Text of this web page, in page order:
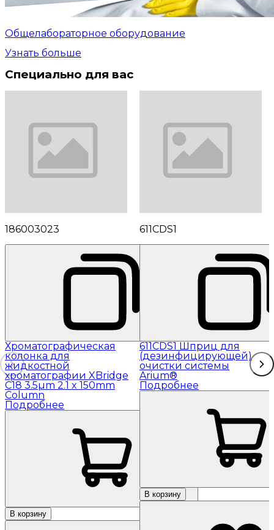
Общелабораторное оборудование
Узнать больше
Специально для вас
186003023
Хроматографическая
колонка для
жидкостной
хроматографии XBridge
C18 3.5µm 2.1 x 150mm
Column
Подробнее
В корзину
611CDS1
611CDS1 Шприц для
(дезинфицирующей)
очистки системы
Arium®
Подробнее
В корзину